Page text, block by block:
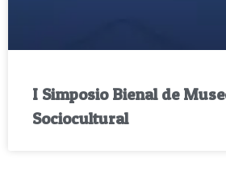
I Simposio Bienal de
Sociocultural